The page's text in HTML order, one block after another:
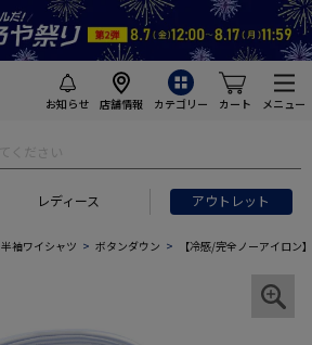
お知らせ 店舗情報 カテゴリー カート メニュー
レディース アウトレット
半袖ワイシャツ ボタンダウン 【冷感/完全ノーアイロ